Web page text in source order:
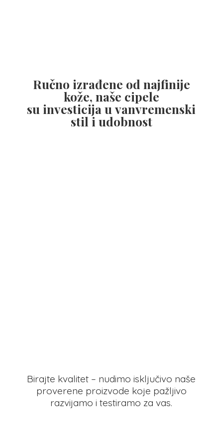
Ručno izrađene od najfinije
kože, naše cipele
su investicija u vanvremenski
stili udobnost
Birajte kvalitet – nudimo isključivo naše
proverene proizvode koje pažljivo
razvijamo i testiramo za vas.